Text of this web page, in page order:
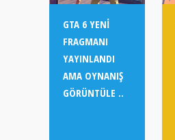
GTA 6 YENI
FRAGMANI
YAYINLANDI
AMA OYNANIŞ
GÖRÜNTÜLE ..